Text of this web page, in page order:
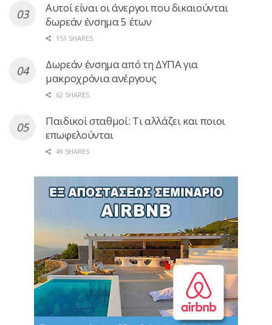
Αυτοί είναι οι άνεργοι που δικαιούνται
δωρεάν ένσημα 5 έτων
151 SHARES
Δωρεάν ένσημα από τη ΔΥΠΑ για
μακροχρόνια ανέργους
62 SHARES
Παιδικοί σταθμοί: Τι αλλάζει και ποιοι
επωφελούνται
49 SHARES